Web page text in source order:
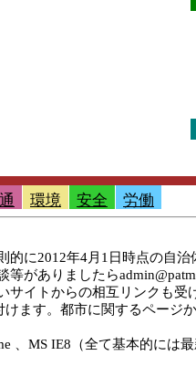
環境 安全 労働
的に2012年4月1日時点の自
がありましたら
イトからの相互リンクも
ます。都市に関するページ
、MS IE8（全て基本的には